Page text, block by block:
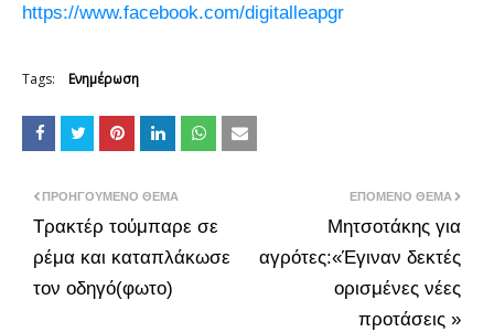
https://www.facebook.com/digitalleapgr
Tags: Ενημέρωση
ΕΠΌΜΕΝΟ ΘΈΜΑ
Μητσοτάκης για
αγρότες:«Έγιναν δεκτές
ορισμένες νέες
προτάσεις »
ΠΡΟΗΓΟΎΜΕΝΟ ΘΈΜΑ
Τρακτέρ τούμπαρε σε
ρέμα και καταπλάκωσε
τον οδηγό(φωτο)